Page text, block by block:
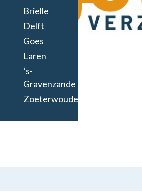
Brielle
Delft
Goes
Laren
‘s-
Gravenzande
Zoeterwoude